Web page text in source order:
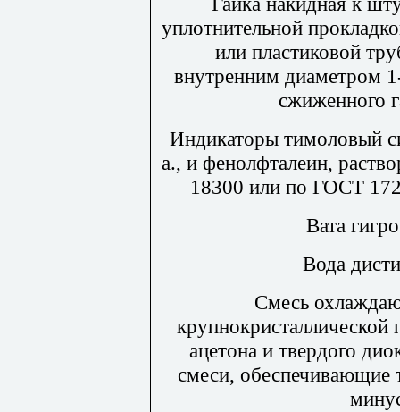
уплотнительной
или пластиковой
внутренним диаметром
сжиженного
Индикаторы тимоловый
а., и фенолфталеин,
18300 или по ГОСТ
Вата
Вода
Смесь
крупнокристаллической
ацетона и твердого
смеси, обеспечивающие